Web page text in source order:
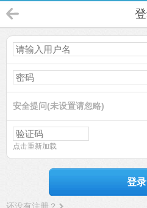
安全提问(未设置请忽略)
点击重新加载
登录